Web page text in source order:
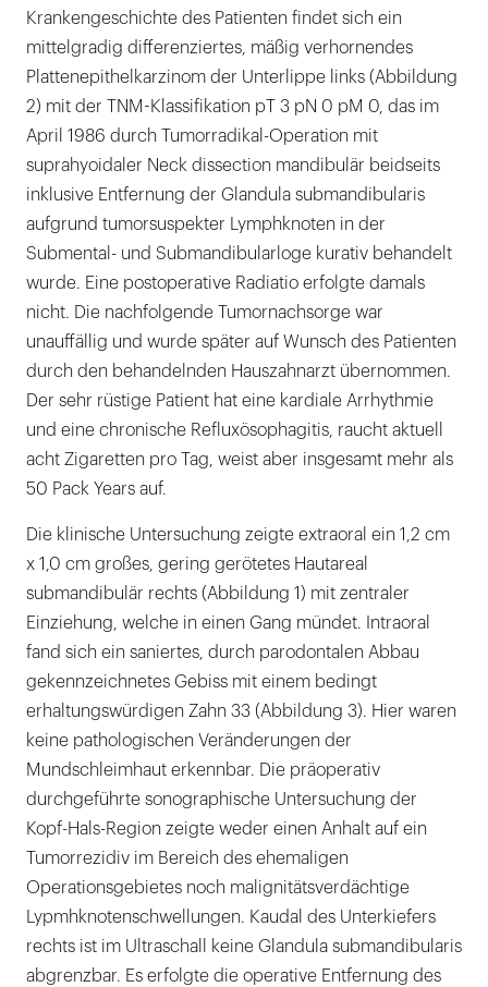
Krankengeschichte des Patienten findet sich ein
mittelgradig differenziertes, mäßig verhornendes
Plattenepithelkarzinom der Unterlippe links (Abbildung
2) mit der TNM-Klassifikation pT 3 pN 0 pM 0, das im
April 1986 durch Tumorradikal-Operation mit
suprahyoidaler Neck dissection mandibulär beidseits
inklusive Entfernung der Glandula submandibularis
aufgrund tumorsuspekter Lymphknoten in der
Submental- und Submandibularloge kurativ behandelt
wurde. Eine postoperative Radiatio erfolgte damals
nicht. Die nachfolgende Tumornachsorge war
unauffällig und wurde später auf Wunsch des Patienten
durch den behandelnden Hauszahnarzt übernommen.
Der sehr rüstige Patient hat eine kardiale Arrhythmie
und eine chronische Refluxösophagitis, raucht aktuell
acht Zigaretten pro Tag, weist aber insgesamt mehr als
50 Pack Years auf.
Die klinische Untersuchung zeigte extraoral ein 1,2 cm
x 1,0 cm großes, gering gerötetes Hautareal
submandibulär rechts (Abbildung 1) mit zentraler
Einziehung, welche in einen Gang mündet. Intraoral
fand sich ein saniertes, durch parodontalen Abbau
gekennzeichnetes Gebiss mit einem bedingt
erhaltungswürdigen Zahn 33 (Abbildung 3). Hier waren
keine pathologischen Veränderungen der
Mundschleimhaut erkennbar. Die präoperativ
durchgeführte sonographische Untersuchung der
Kopf-Hals-Region zeigte weder einen Anhalt auf ein
Tumorrezidiv im Bereich des ehemaligen
Operationsgebietes noch malignitätsverdächtige
Lypmhknotenschwellungen. Kaudal des Unterkiefers
rechts ist im Ultraschall keine Glandula submandibularis
abgrenzbar. Es erfolgte die operative Entfernung des